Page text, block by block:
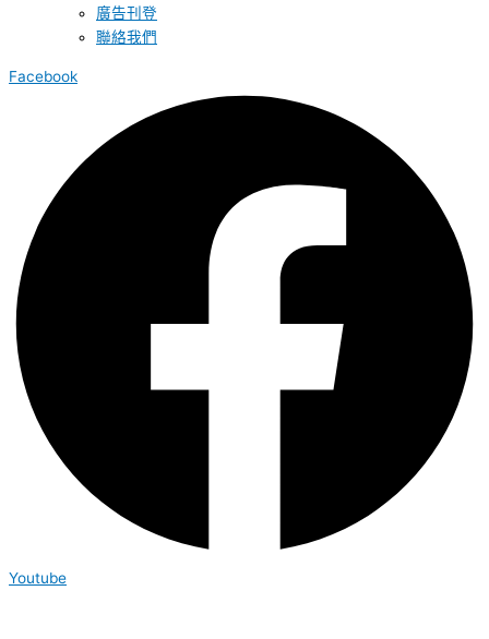
廣告刊登
聯絡我們
Facebook
Youtube